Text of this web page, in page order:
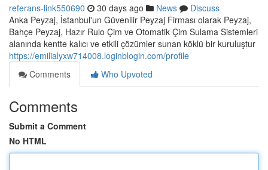
referans-link550690 30 days ago News
Discuss
Anka Peyzaj, İstanbul'un Güvenilir Peyzaj Firması olarak Peyzaj,
Bahçe Peyzaj, Hazır Rulo Çim ve Otomatik Çim Sulama Sistemleri
alanında kentte kalıcı ve etkili çözümler sunan köklü bir kuruluştur
https://emilialyxw714008.loginblogin.com/profile
Comments
Who Upvoted
Comments
Submit a Comment
No HTML